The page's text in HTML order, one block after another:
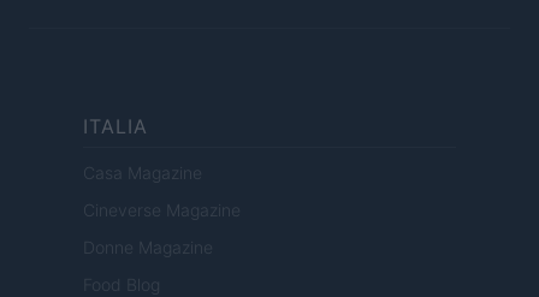
ITALIA
Casa Magazine
Cineverse Magazine
Donne Magazine
Food Blog